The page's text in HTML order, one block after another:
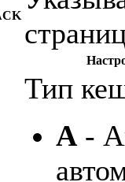
Тип
A -